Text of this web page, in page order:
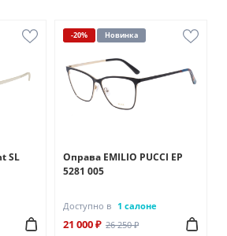
SL
-20% Новинка
Оправа EMILIO PUCCI EP
5281 005
Доступно в 1 салоне
21 000 ₽ 26 250 ₽